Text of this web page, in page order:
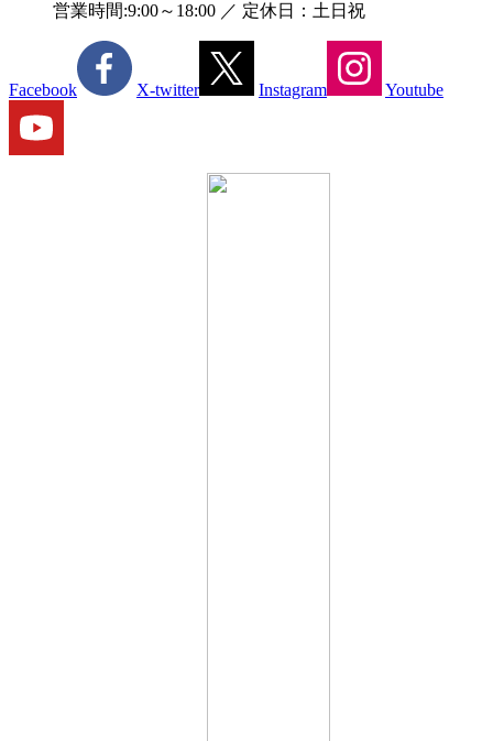
営業時間:9:00～18:00 ／ 定休日：土日祝
Facebook X-twitter Instagram Youtube